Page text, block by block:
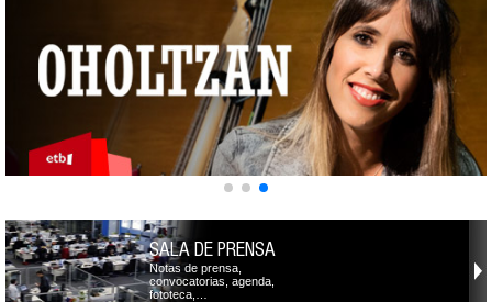
SALA DE PRENSA
Notas de prensa,
convocatorias, agenda,
fototeca,…